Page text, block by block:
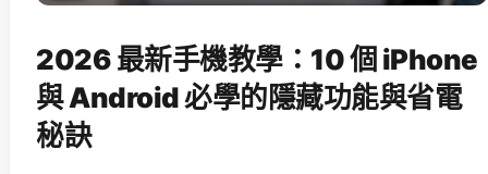
2026 最新手機教學：10 個 iPhone
與 Android 必學的隱藏功能與省電
秘訣